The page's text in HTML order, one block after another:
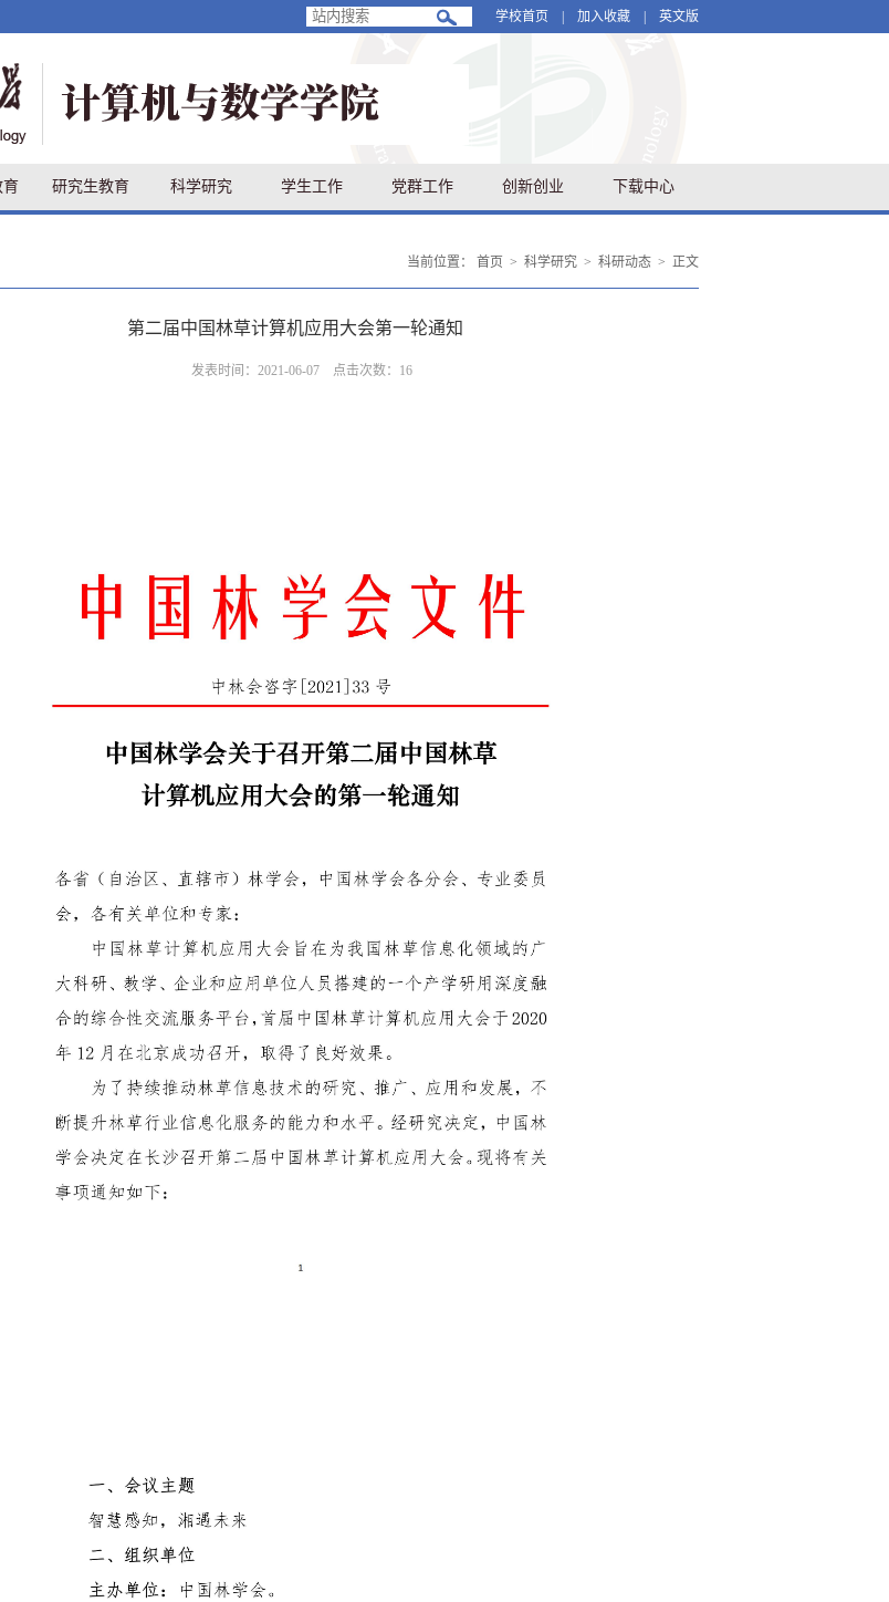
学校首页 加入收藏 英文版
育 研究生教育 科学研究 学生工作 党群工作 创新创业 下载中心
当前位置： 首页 > 科学研究 > 科研动态 > 正文
第二届中国林草计算机应用大会第一轮通知
发表时间：2021-06-07 点击次数： 16